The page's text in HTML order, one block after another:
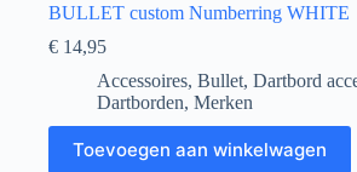
BULLET custom Numberring WHITE
€ 14,95
Accessoires, Bullet, Dartbord
Dartborden, Merken
Toevoegen aan winkelwagen